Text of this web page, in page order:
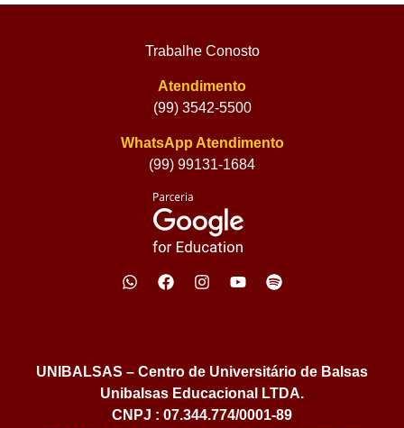
Trabalhe Conosto
Atendimento
(99) 3542-5500
WhatsApp Atendimento
(99) 99131-1684
UNIBALSAS – Centro de Universitário de Balsas
Unibalsas Educacional LTDA.
CNPJ : 07.344.774/0001-89